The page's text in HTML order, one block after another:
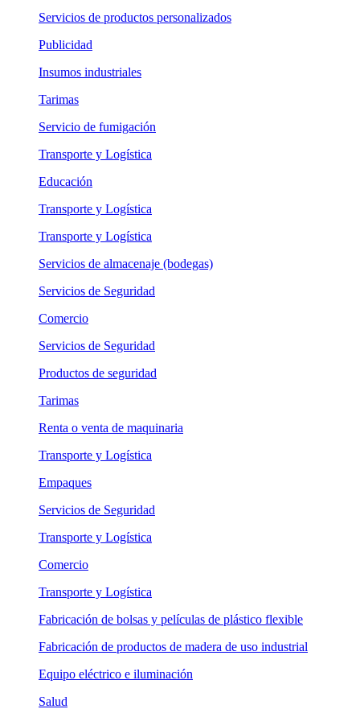
Servicios de productos personalizados
Publicidad
Insumos industriales
Tarimas
Servicio de fumigación
Transporte y Logística
Educación
Transporte y Logística
Transporte y Logística
Servicios de almacenaje (bodegas)
Servicios de Seguridad
Comercio
Servicios de Seguridad
Productos de seguridad
Tarimas
Renta o venta de maquinaria
Transporte y Logística
Empaques
Servicios de Seguridad
Transporte y Logística
Comercio
Transporte y Logística
Fabricación de bolsas y películas de plástico flexible
Fabricación de productos de madera de uso industrial
Equipo eléctrico e iluminación
Salud